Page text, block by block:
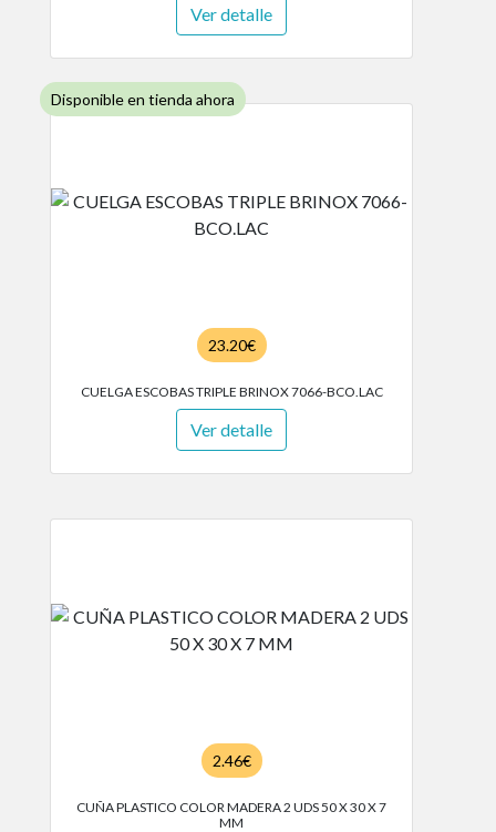
Ver detalle
Disponible en tienda ahora
23.20€
CUELGA ESCOBAS TRIPLE BRINOX 7066-BCO.LAC
Ver detalle
2.46€
CUÑA PLASTICO COLOR MADERA 2 UDS 50 X 30 X 7
MM